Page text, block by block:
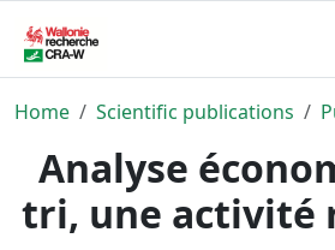
Home Scientific publications
Analyse
tri, une activité